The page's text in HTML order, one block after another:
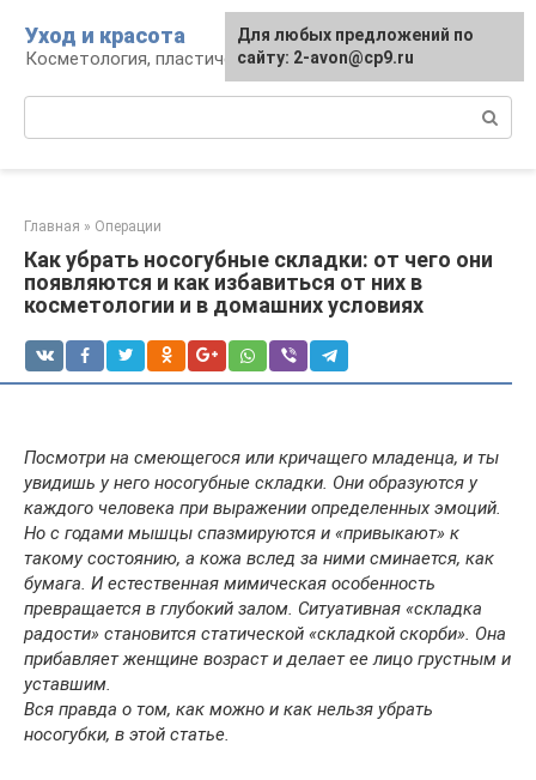
контенту
Уход и красота
Косметология, пластическая хирургия, уход
Главная » Операции
Как убрать носогубные складки: от чего они
появляются и как избавиться от них в
косметологии и в домашних условиях
Посмотри на смеющегося или кричащего младенца, и ты
увидишь у него носогубные складки. Они образуются у
каждого человека при выражении определенных эмоций.
Но с годами мышцы спазмируются и «привыкают» к
такому состоянию, а кожа вслед за ними сминается, как
бумага. И естественная мимическая особенность
превращается в глубокий залом. Ситуативная «складка
радости» становится статической «складкой скорби». Она
прибавляет женщине возраст и делает ее лицо грустным и
уставшим.
Вся правда о том, как можно и как нельзя убрать
носогубки, в этой статье.
Для любых предложений по
сайту: 2-avon@cp9.ru